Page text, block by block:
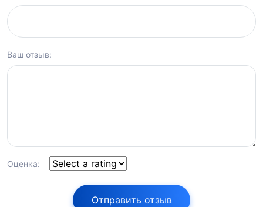
Ваш отзыв:
Оценка:
Отправить отзыв